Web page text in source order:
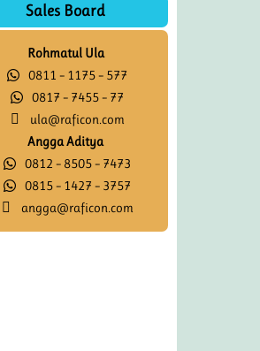
Sales Board
Rohmatul Ula
0811 – 1175 – 577
0817 – 7455 – 77
ula@raficon.com
Angga Aditya
0812 – 8505 – 7473
0815 – 1427 – 3757
angga@raficon.com